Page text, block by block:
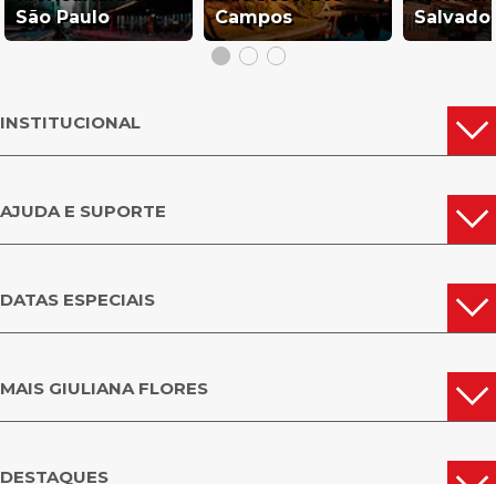
São Paulo
Campos
INSTITUCIONAL
AJUDA E SUPORTE
DATAS ESPECIAIS
MAIS GIULIANA FLORES
DESTAQUES